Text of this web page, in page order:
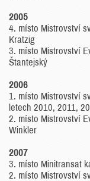
2005
4. místo Mistrovství
Kratzig
3. místo Mistrovství
Štantejský
2006
1. místo Mistrovství
letech 2010, 2011,
2. místo Mistrovství
Winkler
2007
3. místo Minitransat
2. místo Mistrovství